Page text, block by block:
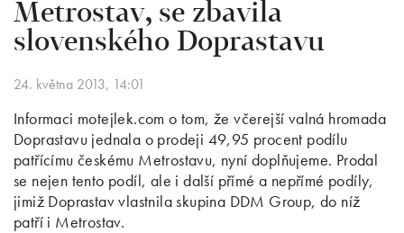
Metrostav, se zbavila
slovenského Doprastavu
24. května 2013, 14:01
Informaci motejlek.com o tom, že včerejší valná hromada
Doprastavu jednala o prodeji 49,95 procent podílu
patřícímu českému Metrostavu, nyní doplňujeme. Prodal
se nejen tento podíl, ale i další přímé a nepřímé podíly,
jimiž Doprastav vlastnila skupina DDM Group, do níž
patří i Metrostav.